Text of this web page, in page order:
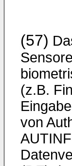
(57)
(z.B.
von